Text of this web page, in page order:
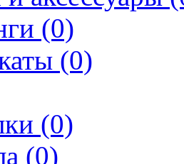
(0)
(0)
(0)
(0)